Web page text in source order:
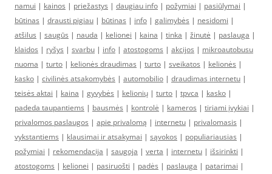
namui | kainos | priežastys | daugiau info | požymiai | pasiūlymai |
būtinas | drausti pigiau | būtinas | info | galimybės | nesidomi |
atšilus | saugūs | nauda | kelionei | kaina | tinka | žinutė | paslauga |
klaidos | ryšys | svarbu | info | atostogoms | akcijos | mikroautobusu
nuoma | turto | kelionės draudimas | turto | sveikatos | kelionės |
kasko | civilinės atsakomybės | automobilio | draudimas internetu |
teisės aktai | kaina | gyvybės | kelionių | turto | tpvca | kasko |
padeda taupantiems | bausmės | kontrolė | kameros | tiriami įvykiai |
privalomos paslaugos | apie privalomą | internetu | privalomasis |
vykstantiems | klausimai ir atsakymai | sąvokos | populiariausias |
požymiai | rekomendacija | saugoja | verta | internetu | išsirinkti |
atostogoms | kelionei | pasiruošti | padės | paslauga | patarimai |